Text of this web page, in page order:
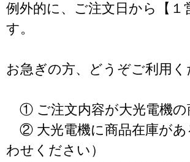
例外的に、ご注文日から【
す。
お急ぎの方、どうぞご利用く
① ご注文内容が大光電機の
② 大光電機に商品在庫があ
わせください）